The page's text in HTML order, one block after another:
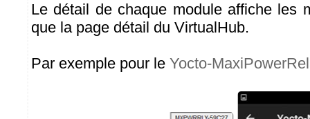
Le détail de chaque module affiche les
que la page détail du VirtualHub.
Par exemple pour le Yocto-